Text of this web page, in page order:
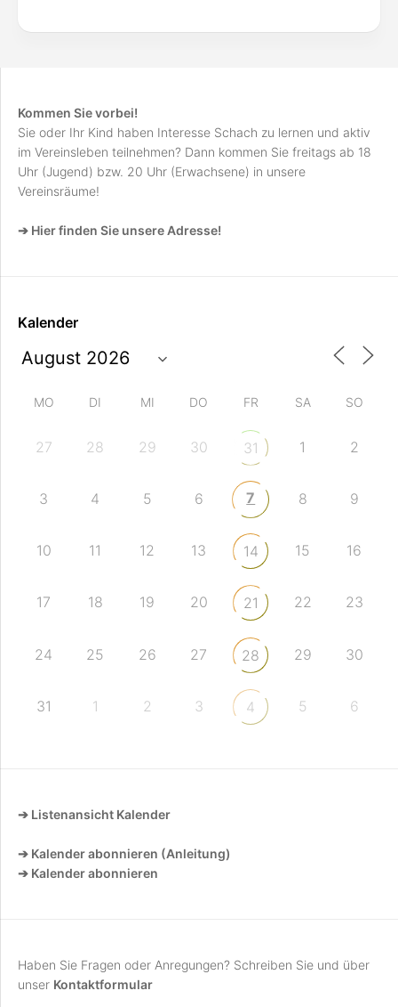
Kommen Sie vorbei!
Sie oder Ihr Kind haben Interesse Schach zu lernen und aktiv
im Vereinsleben teilnehmen? Dann kommen Sie freitags ab 18
Uhr (Jugend) bzw. 20 Uhr (Erwachsene) in unsere
Vereinsräume!
➔ Hier finden Sie unsere Adresse!
Kalender
MO DI MI DO FR SA SO
27 28 29 30 31 1 2
3 4 5 6 7 8 9
10 11 12 13 14 15 16
17 18 19 20 21 22 23
24 25 26 27 28 29 30
31 1 2 3 4 5 6
➔ Listenansicht Kalender
➔ Kalender abonnieren (Anleitung)
➔ Kalender abonnieren
Haben Sie Fragen oder Anregungen? Schreiben Sie und über
unser Kontaktformular